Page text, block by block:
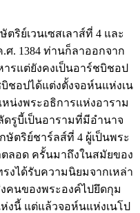
ย์เวนเซสเลาส์ที่ 4 และ
. 1384 ท่านก็ลาออกจาก
ารแต่ยังคงเป็นอาร์ชบิชอป
ชอปได้แต่งตั้งจอห์นแห่งเน
น่งพระอธิการแห่งอาราม
ดรูบี้เป็นอารามที่มีอำนาจ
ตริย์ชาร์ลส์ที่ 4 ผู้เป็นพระ
ตลอด ครั้นมาถึงในสมัยของ
งได้รับความนิยมจากเหล่า
คนของพระองค์ไปยึดกุม
งนี้ แต่แล้วจอห์นแห่งเนโป